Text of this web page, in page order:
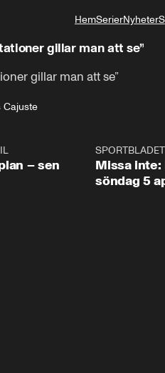
HemSerierNyheter
gillar man att se”
gillar man att se”
Cajuste
1:03
– sen
Missa inte:
söndag 5